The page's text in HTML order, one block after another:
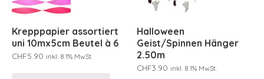
Krepppapier assortiert
uni 10mx5cm Beutel à 6
CHF5.90 inkl. 8.1% MwSt.
Halloween
Geist/Spinnen Hänger
2.50m
CHF3.90 inkl. 8.1% MwSt.